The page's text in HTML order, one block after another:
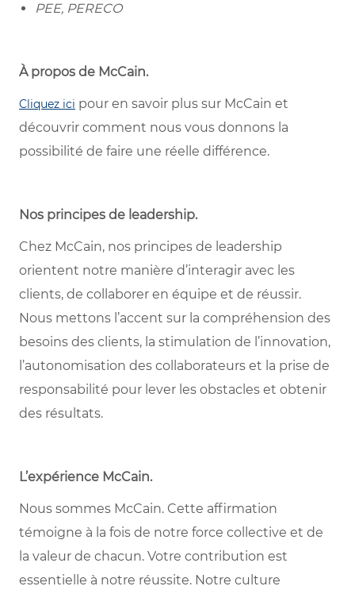
PEE, PERECO
À propos de McCain.
Cliquez ici pour en savoir plus sur McCain et
découvrir comment nous vous donnons la
possibilité de faire une réelle différence.
Nos principes de leadership.
Chez McCain, nos principes de leadership
orientent notre manière d’interagir avec les
clients, de collaborer en équipe et de réussir.
Nous mettons l’accent sur la compréhension des
besoins des clients, la stimulation de l’innovation,
l’autonomisation des collaborateurs et la prise de
responsabilité pour lever les obstacles et obtenir
des résultats.
L’expérience McCain.
Nous sommes McCain. Cette affirmation
témoigne à la fois de notre force collective et de
la valeur de chacun. Votre contribution est
essentielle à notre réussite. Notre culture